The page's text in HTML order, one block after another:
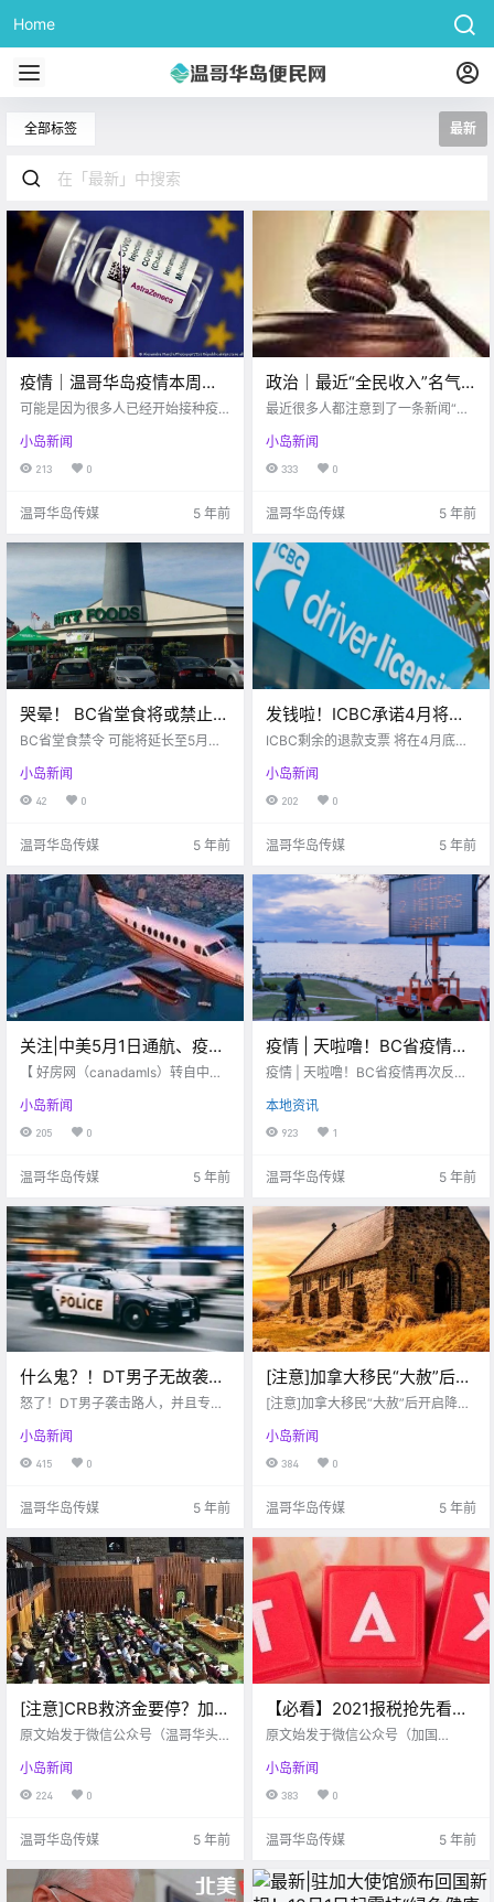
Home
全部标签 最新
疫情｜温哥华岛疫情本周周
报！新冠疫苗可能会引发血
可能是因为很多人已经开始接种疫
降的特别明显。而各个公共场所的
爆发情况也有所好转，没有像之前
上的疫情情况吧.
小岛新闻
213 0
温哥华岛传媒 5 年前
政治｜最近“全民收入”名气
大噪！其实这些也不过是众
最近很多人都注意到了一条新闻“加
最低工资提升至每小时$20元”，这
不禁引发了一些朋友的好奇，新民
下面就和小编一.
小岛新闻
333 0
温哥华岛传媒 5 年前
哭晕！ BC省堂食将或禁止到
5月份！岛上又一家超市被曝
BC省堂食禁令 可能将延长至5月底
注一下BC省最新禁令吧 最新消息 B
C省的堂食禁令 可能要延长5月底了
上个月的时候 BC省在3月29日宣布
小岛新闻
42 0
温哥华岛传媒 5 年前
发钱啦！ICBC承诺4月将发
完退款支票！周末岛上多所
ICBC剩余的退款支票 将在4月底前
ICBC最新宣布 他们将在4月底之前
寄出剩下所有和疫情相关的退款支
票 总共有286万张左右 符合以下条
小岛新闻
202 0
温哥华岛传媒 5 年前
关注|中美5月1日通航、疫苗
护照互认不用隔离!
【 好房网（canadamls）转自中美
复旅行正常化的利好消息频出，也
让被迫在家留学的广大留学生、有
意赴美或回国的华人看到了希望。
甚至夏季之前，.
小岛新闻
205 0
温哥华岛传媒 5 年前
疫情 | 天啦噜！BC省疫情再
次反弹！快来看看本周疫情
疫情 | 天啦噜！BC省疫情再次反
本地资讯
923 1
温哥华岛传媒 5 年前
什么鬼？！DT男子无故袭击
路人，专挑女性下手？！维
城市第四名！
怒了！DT男子袭击路人，并且专挑
房租加拿大第四贵！维多利亚新开
集市啦～
小岛新闻
415 0
温哥华岛传媒 5 年前
[注意]加拿大移民“大赦”后开
启降分模式！房价或将井喷
[注意]加拿大移民“大赦”后开启降分
小岛新闻
384 0
温哥华岛传媒 5 年前
[注意]CRB救济金要停？加拿
大最新预算：疫情支出要减
原文始发于微信公众号（温哥华头
会预算监督机构（Parliament Budg
et Organization，PBO）表示，随
政年度与疫情相关.
小岛新闻
224 0
温哥华岛传媒 5 年前
【必看】2021报税抢先看！
加拿大最新报税指南， 提前
原文始发于微信公众号（加国
季节快到了！ 今天就和大家科普一
下加拿大都有哪些报税表格，这些
小岛新闻
383 0
温哥华岛传媒 5 年前